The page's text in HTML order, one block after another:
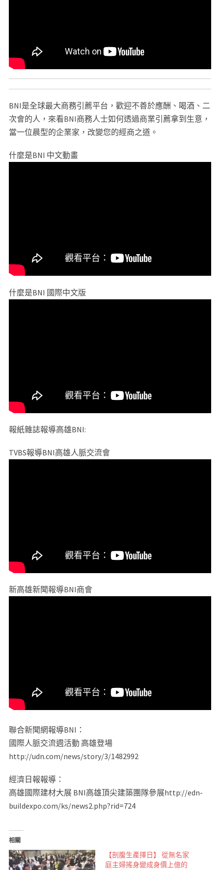
BNI是全球最大商務引薦平台，歡迎不善於應酬、喝酒、二
次會的人，來看BNI商務人士如何透過商業引薦拿到生意，
當一位晨型的企業家，改變您的經商之道。
什麼是BNI 中文動畫
什麼是BNI 國際中文版
報紙雜誌報導高雄BNI:
TVBS報導BNI高雄人脈交流會
新高雄新聞報導BNI商會
聯合新聞網報導BNI：
國際人脈交流週活動 高雄登場
http://udn.com/news/story/3/1482992
經濟日報報導：
高雄國際建材大展 BNI高雄頂尖建築團隊參展http://edn-
buildexpo.com/ks/news2.php?rid=724
相關
【剖腹生產擇日】 從無名家
庭主婦搖身變成身價上億的